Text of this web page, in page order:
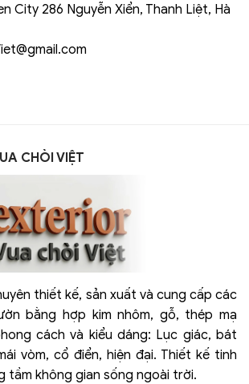
City 286 Nguyễn Xiển, Thanh Liệt, Hà
CHÒI VIỆT
thiết kế, sản xuất và cung cấp các
bằng hợp kim nhôm, gỗ, thép mạ
cách và kiểu dáng: Lục giác, bát
vòm, cổ điển, hiện đại. Thiết kế tinh
tầm không gian sống ngoài trời.